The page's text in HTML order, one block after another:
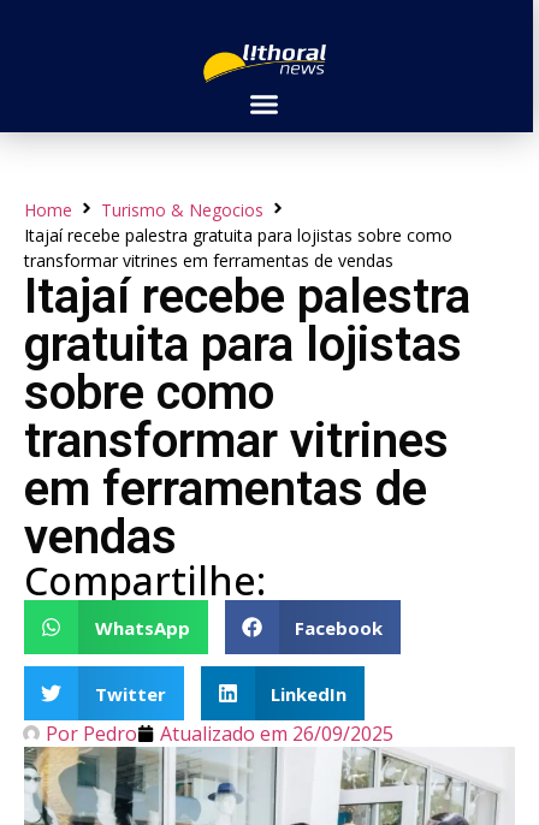
Home
Turismo & Negocios
Itajaí recebe palestra gratuita para lojistas sobre como
transformar vitrines em ferramentas de vendas
Itajaí recebe palestra
gratuita para lojistas
sobre como
transformar vitrines
em ferramentas de
vendas
Compartilhe:
WhatsApp Facebook
Twitter LinkedIn
Por Pedro Atualizado em 26/09/2025